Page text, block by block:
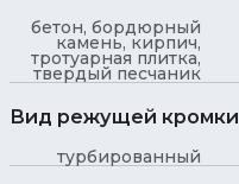
бетон, бордюрный
камень, кирпич,
тротуарная плитка,
твердый песчаник
Вид режущей кромки
турбированный